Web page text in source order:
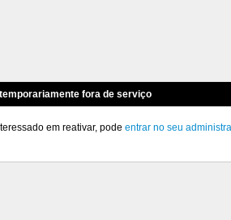
fora de serviço
em reativar, pode entrar no seu